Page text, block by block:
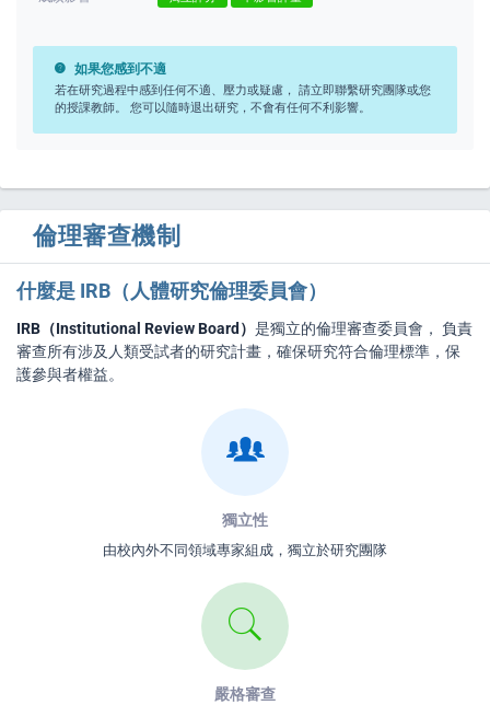
如果您感到不適
若在研究過程中感到任何不適、壓力或疑慮， 請立即聯繫研究團隊或您
的授課教師。 您可以隨時退出研究，不會有任何不利影響。
倫理審查機制
什麼是 IRB（人體研究倫理委員會）
IRB（Institutional Review Board） 是獨立的倫理審查委員會， 負責
審查所有涉及人類受試者的研究計畫，確保研究符合倫理標準，保
護參與者權益。
獨立性
由校內外不同領域專家組成，獨立於研究團隊
嚴格審查